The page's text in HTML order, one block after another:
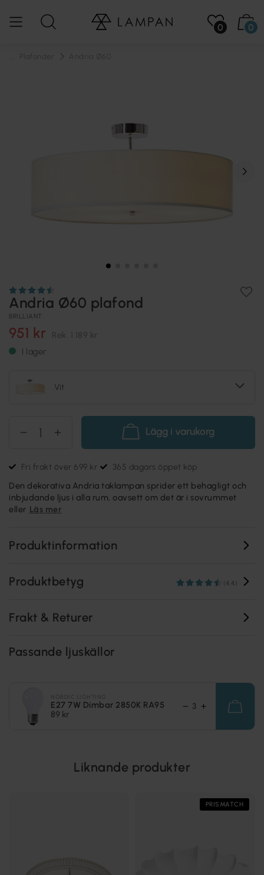
0 0
Andria Ø60 plafond
BRILLIANT
951 kr Rek. 1 189 kr
I lager
Vit
Lägg i varukorg
Fri frakt över 699 kr 365 dagars öppet köp
Den dekorativa Andria taklampan sprider ett behagligt och
inbjudande ljus i alla rum, oavsett om det är i sovrummet
eller Läs mer
Produktinformation
Produktbetyg (4.4)
Frakt & Returer
Passande ljuskällor
E27 7W Dimbar 2850K RA95
89 kr
Liknande produkter
PRISMATCH